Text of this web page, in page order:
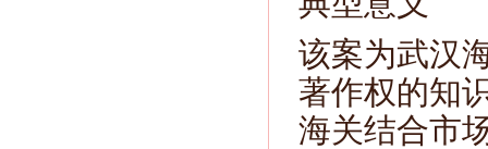
该案为武汉
著作权的知
海关结合市